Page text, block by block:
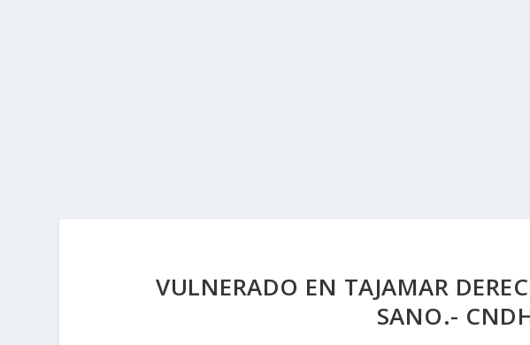
VULNERADO EN TAJAMAR
SANO.-